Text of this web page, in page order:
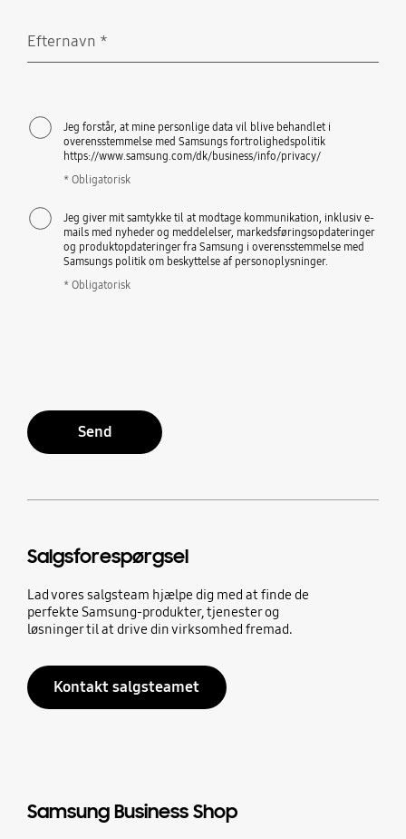
Efternavn *
Jeg forstår, at mine personlige data vil blive behandlet i
overensstemmelse med Samsungs fortrolighedspolitik
https://www.samsung.com/dk/business/info/privacy/
* Obligatorisk
Jeg giver mit samtykke til at modtage kommunikation, inklusiv e-
mails med nyheder og meddelelser, markedsføringsopdateringer
og produktopdateringer fra Samsung i overensstemmelse med
Samsungs politik om beskyttelse af personoplysninger.
* Obligatorisk
Send
Salgsforespørgsel
Lad vores salgsteam hjælpe dig med at finde de
perfekte Samsung-produkter, tjenester og
løsninger til at drive din virksomhed fremad.
Kontakt salgsteamet
Samsung Business Shop